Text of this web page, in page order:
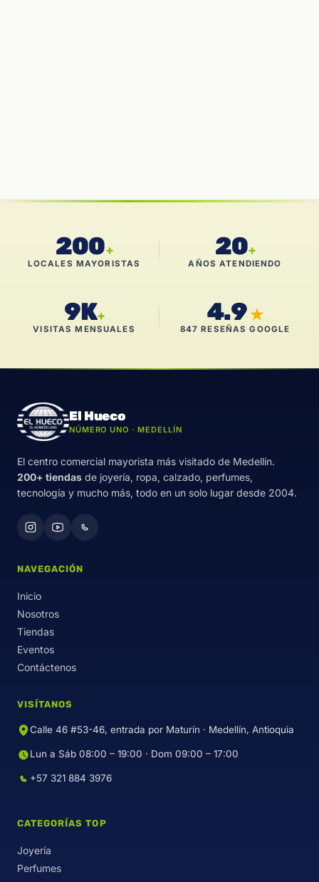
200+
LOCALES MAYORISTAS
20+
AÑOS ATENDIENDO
9K+
VISITAS MENSUALES
4.9 ★
847 RESEÑAS GOOGLE
El Hueco
NÚMERO UNO · MEDELLÍN
El centro comercial mayorista más visitado de Medellín.
200+ tiendas de joyería, ropa, calzado, perfumes,
tecnología y mucho más, todo en un solo lugar desde 2004.
NAVEGACIÓN
Inicio
Nosotros
Tiendas
Eventos
Contáctenos
VISÍTANOS
Calle 46 #53-46, entrada por Maturín · Medellín, Antioquia
Lun a Sáb 08:00 – 19:00 · Dom 09:00 – 17:00
+57 321 884 3976
CATEGORÍAS TOP
Joyería
Perfumes